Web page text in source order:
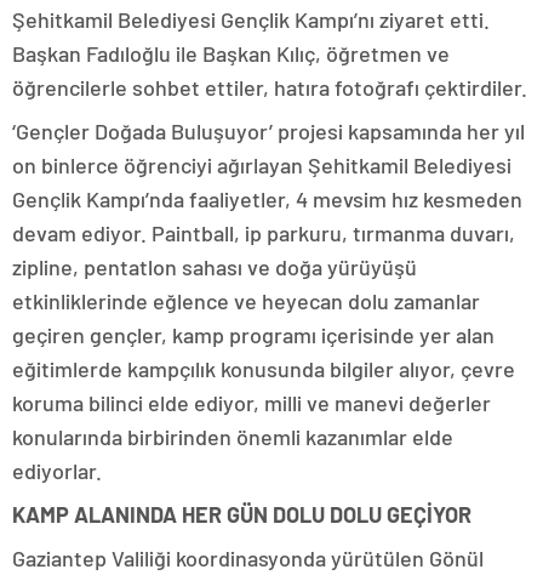
Şehitkamil Belediyesi Gençlik Kampı’nı ziyaret etti.
Başkan Fadıloğlu ile Başkan Kılıç, öğretmen ve
öğrencilerle sohbet ettiler, hatıra fotoğrafı çektirdiler.
‘Gençler Doğada Buluşuyor’ projesi kapsamında her yıl
on binlerce öğrenciyi ağırlayan Şehitkamil Belediyesi
Gençlik Kampı’nda faaliyetler, 4 mevsim hız kesmeden
devam ediyor. Paintball, ip parkuru, tırmanma duvarı,
zipline, pentatlon sahası ve doğa yürüyüşü
etkinliklerinde eğlence ve heyecan dolu zamanlar
geçiren gençler, kamp programı içerisinde yer alan
eğitimlerde kampçılık konusunda bilgiler alıyor, çevre
koruma bilinci elde ediyor, milli ve manevi değerler
konularında birbirinden önemli kazanımlar elde
ediyorlar.
KAMP ALANINDA HER GÜN DOLU DOLU GEÇİYOR
Gaziantep Valiliği koordinasyonda yürütülen Gönül